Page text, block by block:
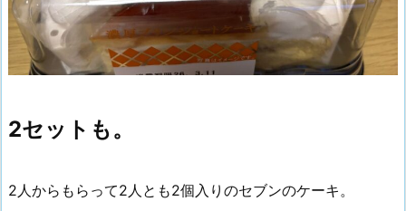
2セットも。
2人からもらって2人とも2個入りのセブンのケーキ。